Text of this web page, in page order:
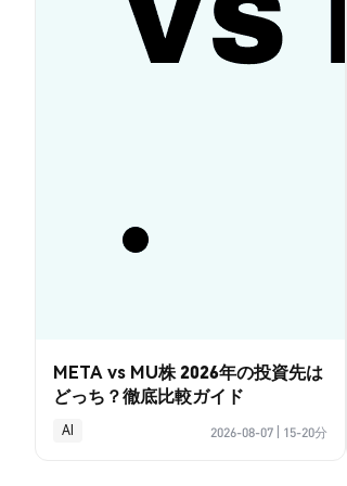
META vs MU株 2026年の投資先は
どっち？徹底比較ガイド
AI 2026-08-07 15-20分